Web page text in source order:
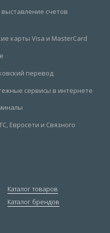
Каталог товаров
Каталог брендов